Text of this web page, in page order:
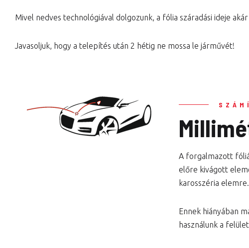
Mivel nedves technológiával dolgozunk, a fólia száradási ideje
Javasoljuk, hogy a telepítés után 2 hétig ne mossa le járművét!
A forgalmazott
előre kivágott
karosszéria elemre.
Ennek hiányában
használunk a